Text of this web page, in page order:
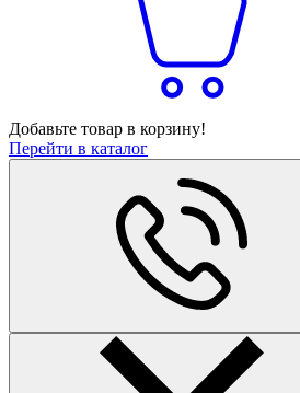
Добавьте товар в корзину!
Перейти в каталог